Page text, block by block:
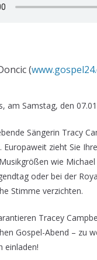
(
am Samstag, den
Sängerin Tracy
Europaweit zieht Sie
wie
oder bei der
Stimme verzichten.
Tracey
Gospel-Abend – zu
einladen!